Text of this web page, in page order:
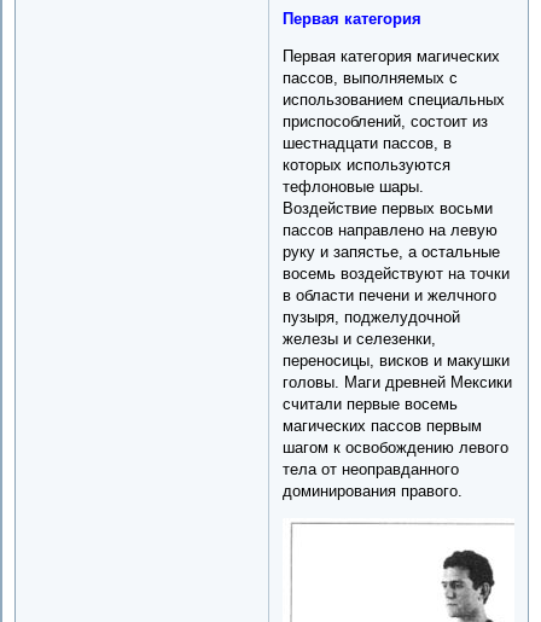
Первая категория
Первая категория магических
пассов, выполняемых с
использованием специальных
приспособлений, состоит из
шестнадцати пассов, в
которых используются
тефлоновые шары.
Воздействие первых восьми
пассов направлено на левую
руку и запястье, а остальные
восемь воздействуют на точки
в области печени и желчного
пузыря, поджелудочной
железы и селезенки,
переносицы, висков и макушки
головы. Маги древней Мексики
считали первые восемь
магических пассов первым
шагом к освобождению левого
тела от неоправданного
доминирования правого.